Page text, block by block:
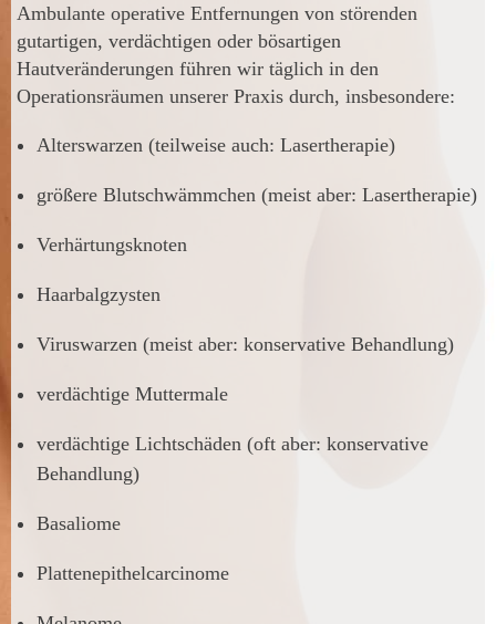
Ambulante operative Entfernungen von störenden
gutartigen, verdächtigen oder bösartigen
Hautveränderungen führen wir täglich in den
Operationsräumen unserer Praxis durch, insbesondere:
Alterswarzen (teilweise auch: Lasertherapie)
größere Blutschwämmchen (meist aber: Lasertherapie)
Verhärtungsknoten
Haarbalgzysten
Viruswarzen (meist aber: konservative Behandlung)
verdächtige Muttermale
verdächtige Lichtschäden (oft aber: konservative
Behandlung)
Basaliome
Plattenepithelcarcinome